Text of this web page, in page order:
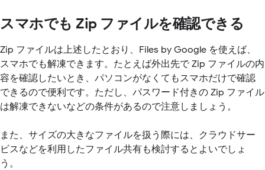
スマホでも Zip ファイルを確認できる
Zip ファイルは上述したとおり、Files by Google を使えば、
スマホでも解凍できます。たとえば外出先で Zip ファイルの内
容を確認したいとき、パソコンがなくてもスマホだけで確認
できるので便利です。ただし、パスワード付きの Zip ファイル
は解凍できないなどの条件があるので注意しましょう。
また、サイズの大きなファイルを扱う際には、クラウドサー
ビスなどを利用したファイル共有も検討するとよいでしょ
う。